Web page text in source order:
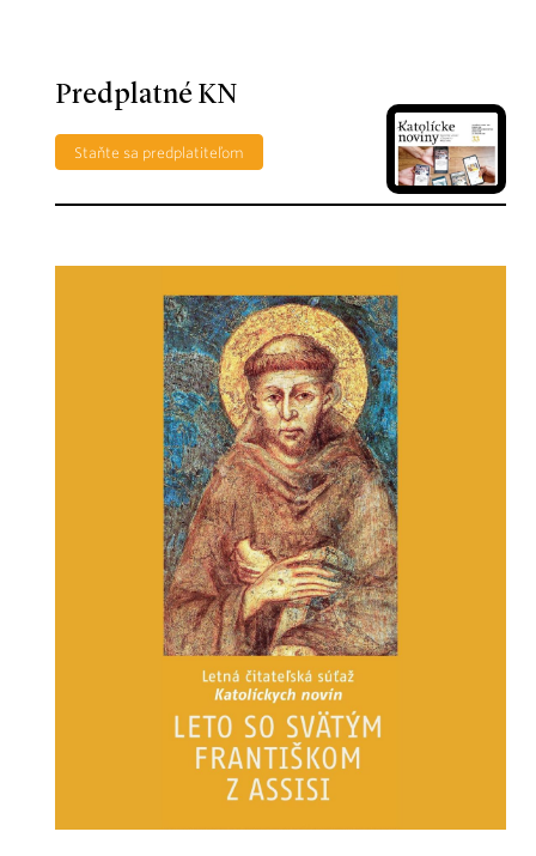
Predplatné KN
Staňte sa predplatiteľom